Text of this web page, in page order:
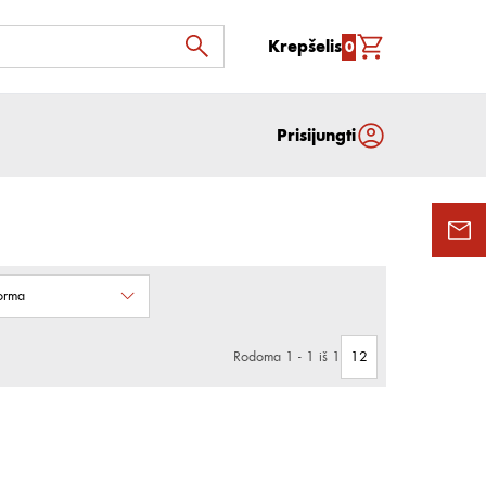
Krepšelis0
Prisijungti
Rodoma 1 - 1 iš 1